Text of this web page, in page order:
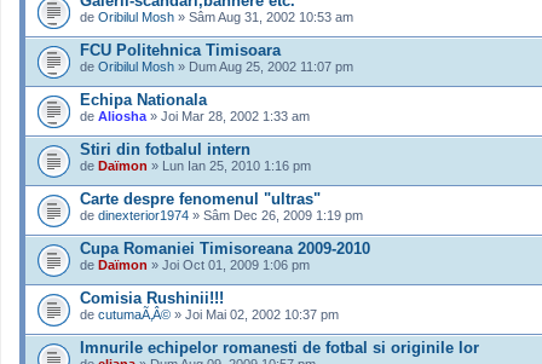
de Oribilul Mosh » Sâm Aug 31, 2002 10:53 am
FCU Politehnica Timisoara
de Oribilul Mosh » Dum Aug 25, 2002 11:07 pm
Echipa Nationala
de Aliosha » Joi Mar 28, 2002 1:33 am
Stiri din fotbalul intern
de Daïmon » Lun Ian 25, 2010 1:16 pm
Carte despre fenomenul "ultras"
de dinexterior1974 » Sâm Dec 26, 2009 1:19 pm
Cupa Romaniei Timisoreana 2009-2010
de Daïmon » Joi Oct 01, 2009 1:06 pm
Comisia Rushinii!!!
de cutumaÃ‚Â© » Joi Mai 02, 2002 10:37 pm
Imnurile echipelor romanesti de fotbal si originile lor